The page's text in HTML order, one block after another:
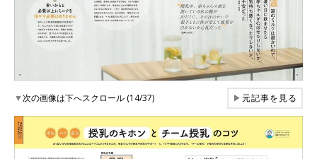
▼次の画像は下へスクロール (14/37) ▶元記事を見る